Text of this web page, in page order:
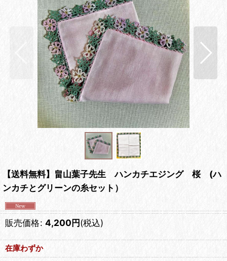
【送料無料】畠山葉子先生 ハンカチエジング 桜 (ハ
ンカチとグリーンの糸セット）
販売価格: 4,200円(税込)
在庫わずか